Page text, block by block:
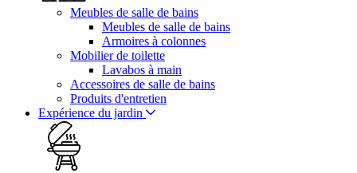
Meubles de salle de bains
Meubles de salle de bains
Armoires à colonnes
Mobilier de toilette
Lavabos à main
Accessoires de salle de bains
Produits d'entretien
Expérience du jardin